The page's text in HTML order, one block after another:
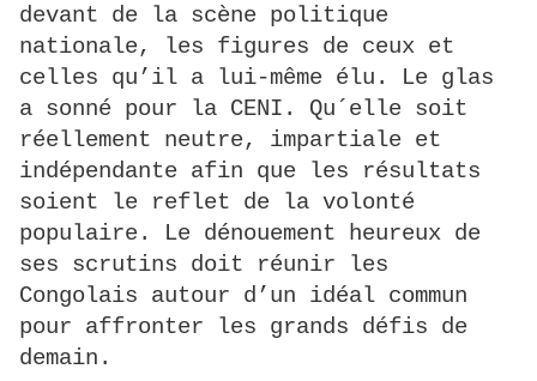
devant de la scène politique
nationale, les figures de ceux et
celles qu’il a lui-même élu. Le glas
a sonné pour la CENI. Qu´elle soit
réellement neutre, impartiale et
indépendante afin que les résultats
soient le reflet de la volonté
populaire. Le dénouement heureux de
ses scrutins doit réunir les
Congolais autour d’un idéal commun
pour affronter les grands défis de
demain.